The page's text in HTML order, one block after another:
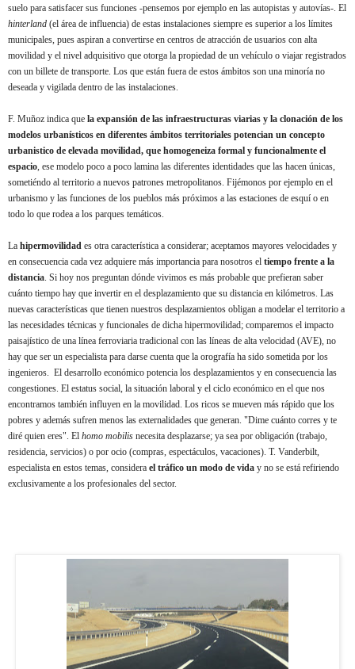
suelo para satisfacer sus funciones -pensemos por ejemplo en las autopistas y autovías-. El
hinterland (el área de influencia) de estas instalaciones siempre es superior a los límites
municipales, pues aspiran a convertirse en centros de atracción de usuarios con alta
movilidad y el nivel adquisitivo que otorga la propiedad de un vehículo o viajar registrados
con un billete de transporte. Los que están fuera de estos ámbitos son una minoría no
deseada y vigilada dentro de las instalaciones.
F. Muñoz indica que la expansión de las infraestructuras viarias y la clonación de los
modelos urbanísticos en diferentes ámbitos territoriales potencian un concepto
urbanistico de elevada movilidad, que homogeneiza formal y funcionalmente el
espacio, ese modelo poco a poco lamina las diferentes identidades que las hacen únicas,
sometiéndo al territorio a nuevos patrones metropolitanos. Fijémonos por ejemplo en el
urbanismo y las funciones de los pueblos más próximos a las estaciones de esquí o en
todo lo que rodea a los parques temáticos.
La hipermovilidad es otra característica a considerar; aceptamos mayores velocidades y
en consecuencia cada vez adquiere más importancia para nosotros el tiempo frente a la
distancia. Si hoy nos preguntan dónde vivimos es más probable que prefieran saber
cuánto tiempo hay que invertir en el desplazamiento que su distancia en kilómetros. Las
nuevas características que tienen nuestros desplazamientos obligan a modelar el territorio a
las necesidades técnicas y funcionales de dicha hipermovilidad; comparemos el impacto
paisajístico de una línea ferroviaria tradicional con las líneas de alta velocidad (AVE), no
hay que ser un especialista para darse cuenta que la orografía ha sido sometida por los
ingenieros. El desarrollo económico potencia los desplazamientos y en consecuencia las
congestiones. El estatus social, la situación laboral y el ciclo económico en el que nos
encontramos también influyen en la movilidad. Los ricos se mueven más rápido que los
pobres y además sufren menos las externalidades que generan. "Dime cuánto corres y te
diré quien eres". El homo mobilis necesita desplazarse; ya sea por obligación (trabajo,
residencia, servicios) o por ocio (compras, espectáculos, vacaciones). T. Vanderbilt,
especialista en estos temas, considera el tráfico un modo de vida y no se está refiriendo
exclusivamente a los profesionales del sector.